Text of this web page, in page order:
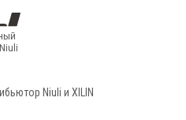
Niuli и XILIN